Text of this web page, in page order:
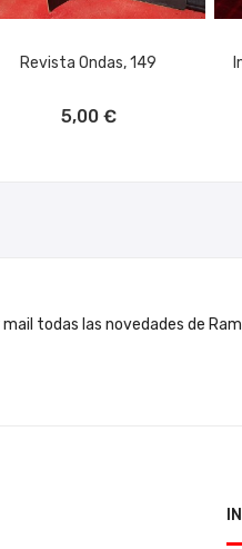
Revista Ondas, 149
5,00 €
mail todas las novedades de